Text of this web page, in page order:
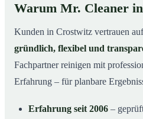
Warum Mr. Cleaner
Kunden in Crostwitz vertrauen
gründlich, flexibel und
Fachpartner reinigen mit
Erfahrung – für planbare
Erfahrung seit 2006 –